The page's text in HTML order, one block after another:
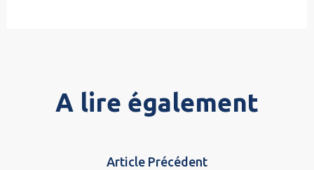
A lire également
Article Précédent